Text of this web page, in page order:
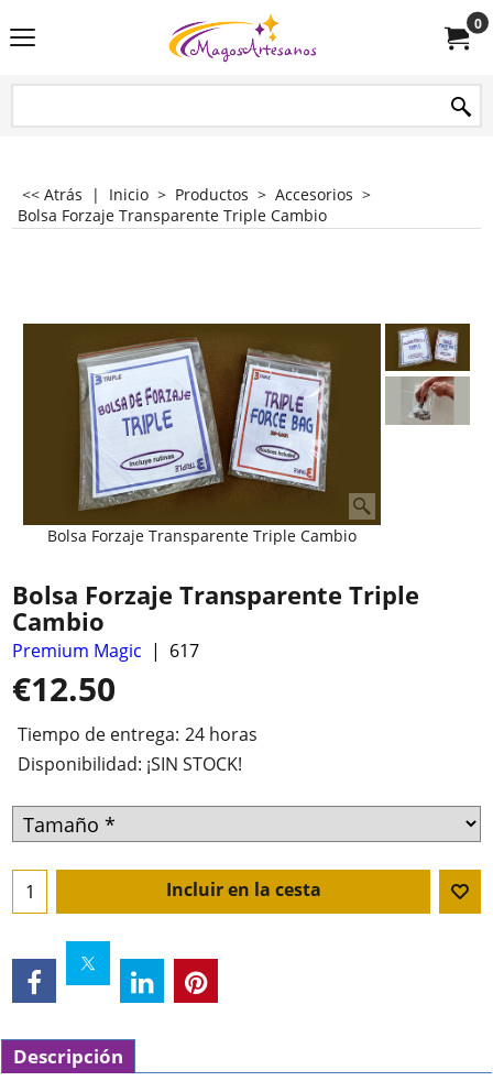
0
<< Atrás | Inicio > Productos > Accesorios >
Bolsa Forzaje Transparente Triple Cambio
Bolsa Forzaje Transparente Triple Cambio
Bolsa Forzaje Transparente Triple
Cambio
Premium Magic 617
€12.50
Tiempo de entrega: 24 horas
Disponibilidad: ¡SIN STOCK!
Incluir en la cesta
Descripción